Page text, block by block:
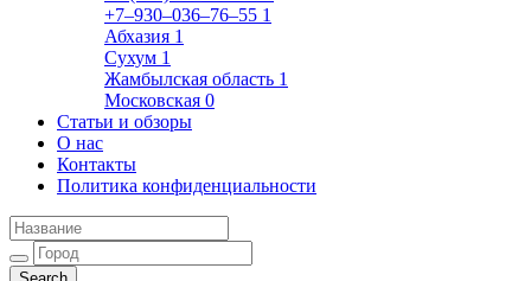
+7‒930‒036‒76‒55 1
Абхазия 1
Сухум 1
Жамбылская область 1
Московская 0
Статьи и обзоры
О нас
Контакты
Политика конфиденциальности